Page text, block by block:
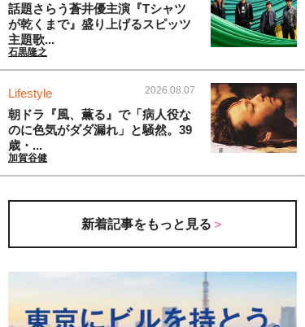
話題さらう蒼井優主演『Tシャツ
が乾くまで』盛り上げるスピッツ
主題歌...
石黒隆之
Lifestyle 2026.08.07
朝ドラ『風、薫る』で「病人役な
のに色気がダダ漏れ」と騒然。39
歳・...
加賀谷健
新着記事をもっと見る